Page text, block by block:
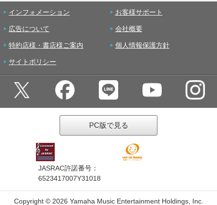
インフォメーション お客様サポート
広告について 会社概要
特約店様・書店様ご案内 個人情報保護方針
サイトポリシー
PC版で見る
JASRAC許諾番号：
6523417007Y31018
Copyright © 2026 Yamaha Music Entertainment Holdings, Inc.